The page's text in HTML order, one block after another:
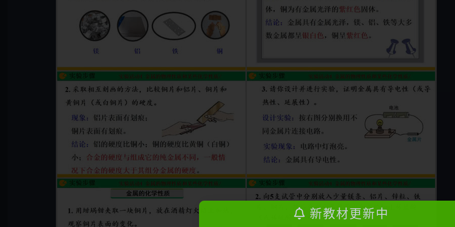
新教材更新中